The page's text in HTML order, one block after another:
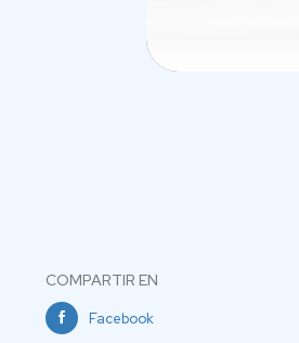
COMPARTIR EN
Facebook